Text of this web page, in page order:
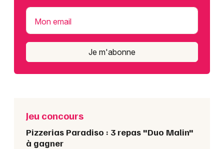
Mon email
Je m'abonne
Jeu concours
Pizzerias Paradiso : 3 repas "Duo Malin"
à gagner